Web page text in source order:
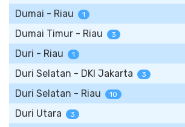
Dumai - Riau 1
Dumai Timur - Riau 3
Duri - Riau 1
Duri Selatan - DKI Jakarta 3
Duri Selatan - Riau 10
Duri Utara 3